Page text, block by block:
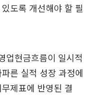
도록 개선해야 할 필
업현금흐름이 일시적
른 실적 성장 과정에
제표에 반영된 결